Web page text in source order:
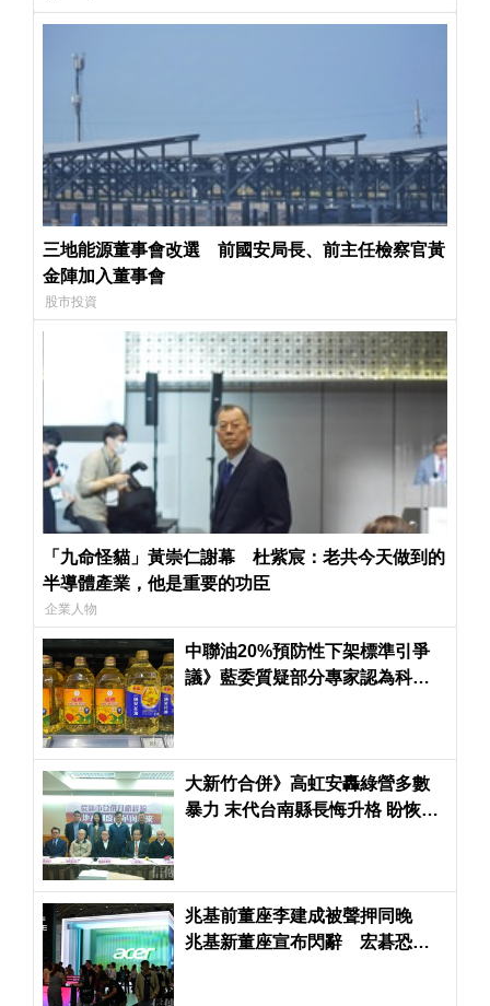
三地能源董事會改選 前國安局長、前主任檢察官黃
金陣加入董事會
股市投資
「九命怪貓」黃崇仁謝幕 杜紫宸：老共今天做到的
半導體產業，他是重要的功臣
企業人物
中聯油20%預防性下架標準引爭
議》藍委質疑部分專家認為科學
大新竹合併》高虹安轟綠營多數
暴力 末代台南縣長悔升格 盼恢復
兆基前董座李建成被聲押同晚
兆基新董座宣布閃辭 宏碁恐得